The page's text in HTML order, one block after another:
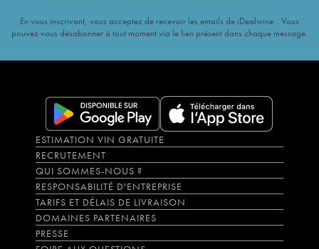
En vous inscrivant, vous acceptez de recevoir les emails de iDealwine. Vous
pouvez vous désabonner à tout moment via le lien présent dans chaque message.
ESTIMATION VIN GRATUITE
RECRUTEMENT
QUI SOMMES-NOUS ?
RESPONSABILITÉ D'ENTREPRISE
TARIFS ET DÉLAIS DE LIVRAISON
DOMAINES PARTENAIRES
PRESSE